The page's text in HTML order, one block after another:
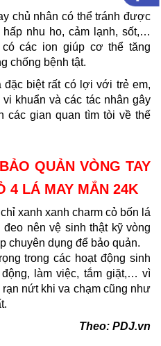
chủ nhân có thể tránh được
nhu ho, cảm lạnh, sốt,…
các ion giúp cơ thể tăng
chống bệnh tật.
đặc biệt rất có lợi với trẻ em,
khuẩn và các tác nhân gây
các gian quan tìm tòi về thế
QUẢN VÒNG TAY
4 LÁ MAY MẮN 24K
xanh xanh charm cỏ bốn lá
nên vệ sinh thật kỹ vòng
chuyên dụng để bảo quản.
trong các hoạt động sinh
làm việc, tắm giặt,… vì
nứt khi va chạm cũng như
​Theo: PDJ.vn